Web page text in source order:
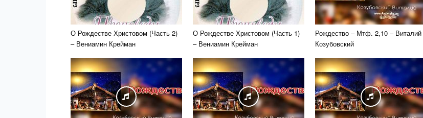
О Рождестве Христовом (Часть 2)
– Вениамин Крейман
О Рождестве Христовом (Часть 1)
– Вениамин Крейман
Рождество – Мтф. 2,10 – Виталий
Козубовский